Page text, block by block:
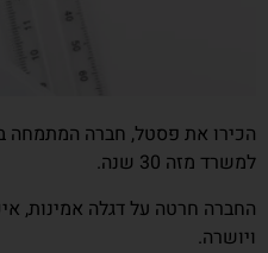
הכירו את פסטל, חברה המתמחה
למשרד מזה 30 שנה.
החברה חרטה על דגלה אמינות,
ויושרה.